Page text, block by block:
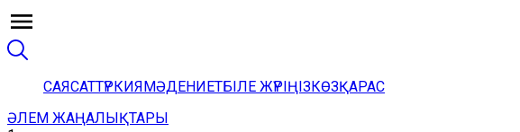
САЯСАТТҮРКИЯМӘДЕНИЕТБІЛЕ ЖҮРІҢІЗКӨЗҚАРАС
ӘЛЕМ ЖАҢАЛЫҚТАРЫ